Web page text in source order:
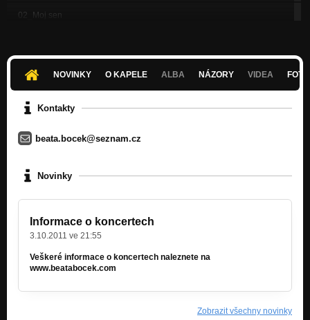
02_Moj sen
03_Ja tutaj mieszkam
Nezařazeno
Nezařazeno
Nezařazeno
Czary moje
Niebo branie
NOVINKY O KAPELE ALBA NÁZORY VIDEA
Kontakty
beata.bocek@seznam.cz
Novinky
Informace o koncertech
3.10.2011 ve 21:55
Veškeré informace o koncertech naleznete na
www.beatabocek.com
Zobrazit všechny novinky